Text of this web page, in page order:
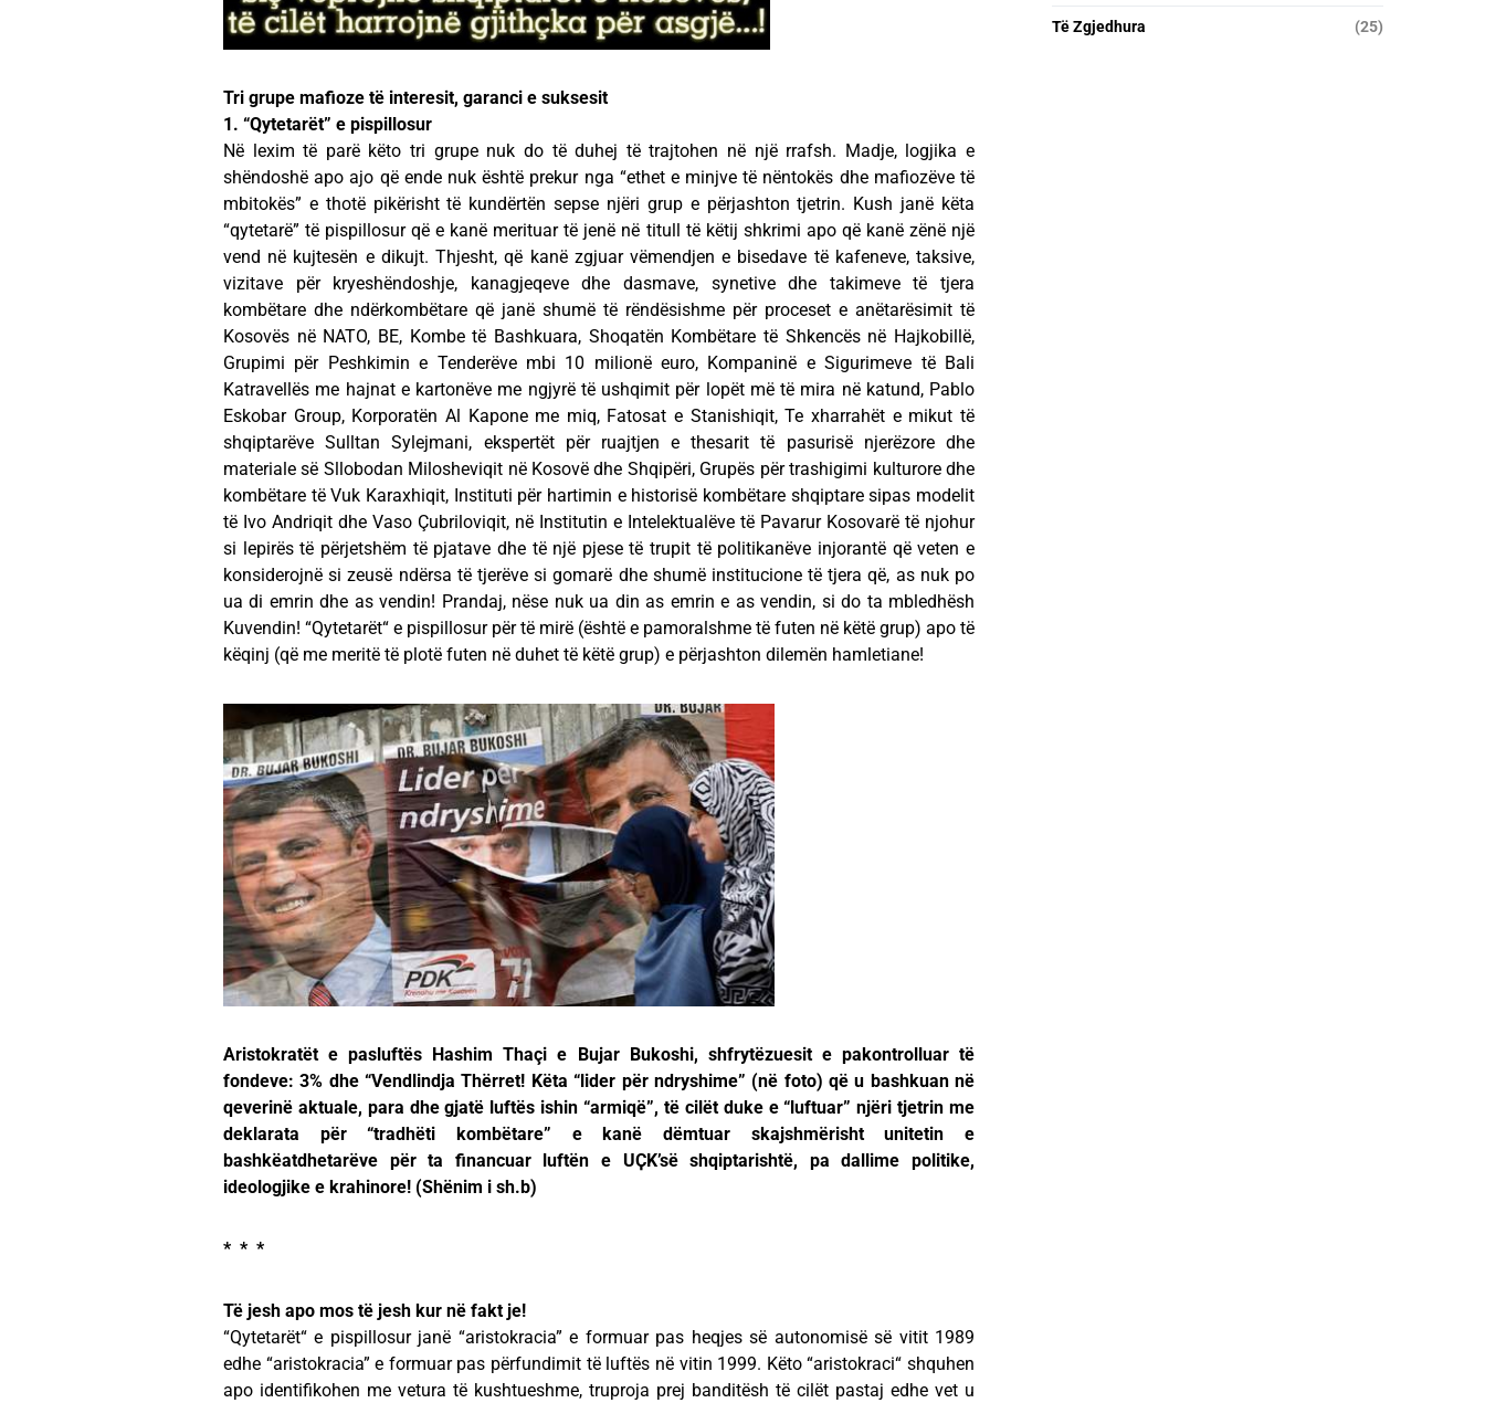
Tri grupe mafioze të interesit, garanci e suksesit
1. “Qytetarët” e pispillosur
Në lexim të parë këto tri grupe nuk do të duhej të trajtohen në një rrafsh. Madje, logjika e
shëndoshë apo ajo që ende nuk është prekur nga “ethet e minjve të nëntokës dhe mafiozëve të
mbitokës” e thotë pikërisht të kundërtën sepse njëri grup e përjashton tjetrin. Kush janë këta
“qytetarë” të pispillosur që e kanë merituar të jenë në titull të këtij shkrimi apo që kanë zënë një
vend në kujtesën e dikujt. Thjesht, që kanë zgjuar vëmendjen e bisedave të kafeneve, taksive,
vizitave për kryeshëndoshje, kanagjeqeve dhe dasmave, synetive dhe takimeve të tjera
kombëtare dhe ndërkombëtare që janë shumë të rëndësishme për proceset e anëtarësimit të
Kosovës në NATO, BE, Kombe të Bashkuara, Shoqatën Kombëtare të Shkencës në Hajkobillë,
Grupimi për Peshkimin e Tenderëve mbi 10 milionë euro, Kompaninë e Sigurimeve të Bali
Katravellës me hajnat e kartonëve me ngjyrë të ushqimit për lopët më të mira në katund, Pablo
Eskobar Group, Korporatën Al Kapone me miq, Fatosat e Stanishiqit, Te xharrahët e mikut të
shqiptarëve Sulltan Sylejmani, ekspertët për ruajtjen e thesarit të pasurisë njerëzore dhe
materiale së Sllobodan Milosheviqit në Kosovë dhe Shqipëri, Grupës për trashigimi kulturore dhe
kombëtare të Vuk Karaxhiqit, Instituti për hartimin e historisë kombëtare shqiptare sipas modelit
të Ivo Andriqit dhe Vaso Çubriloviqit, në Institutin e Intelektualëve të Pavarur Kosovarë të njohur
si lepirës të përjetshëm të pjatave dhe të një pjese të trupit të politikanëve injorantë që veten e
konsiderojnë si zeusë ndërsa të tjerëve si gomarë dhe shumë institucione të tjera që, as nuk po
ua di emrin dhe as vendin! Prandaj, nëse nuk ua din as emrin e as vendin, si do ta mbledhësh
Kuvendin! “Qytetarët“ e pispillosur për të mirë (është e pamoralshme të futen në këtë grup) apo të
këqinj (që me meritë të plotë futen në duhet të këtë grup) e përjashton dilemën hamletiane!
Aristokratët e pasluftës Hashim Thaçi e Bujar Bukoshi, shfrytëzuesit e pakontrolluar të
fondeve: 3% dhe “Vendlindja Thërret! Këta “lider për ndryshime” (në foto) që u bashkuan në
qeverinë aktuale, para dhe gjatë luftës ishin “armiqë”, të cilët duke e “luftuar” njëri tjetrin me
deklarata për “tradhëti kombëtare” e kanë dëmtuar skajshmërisht unitetin e
bashkëatdhetarëve për ta financuar luftën e UҪK’së shqiptarishtë, pa dallime politike,
ideologjike e krahinore! (Shënim i sh.b)
* * *
Të jesh apo mos të jesh kur në fakt je!
“Qytetarët“ e pispillosur janë “aristokracia” e formuar pas heqjes së autonomisë së vitit 1989
edhe “aristokracia” e formuar pas përfundimit të luftës në vitin 1999. Këto “aristokraci“ shquhen
apo identifikohen me vetura të kushtueshme, truproja prej banditësh të cilët pastaj edhe vet u
Të Zgjedhura (25)